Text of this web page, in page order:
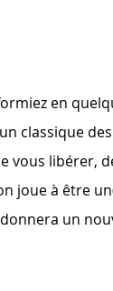
en
classique
vous libérer,
joue à être
un